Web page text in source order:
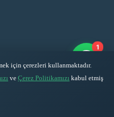
1
için çerezleri kullanmaktadır.
ve Çerez Politikamızı kabul etmiş